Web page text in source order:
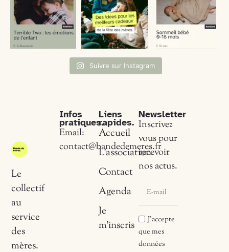
Suivre sur Instagram
Le
collectif
au
service
des
mères.
Liens
rapides.
Accueil
L’association
Contact
Agenda
Je
m’inscris
Infos
pratiques.
Email:
contact@bandedemeres.fr
Newsletter
Inscrivez
vous pour
recevoir
nos actus.
J'accepte
que mes
données